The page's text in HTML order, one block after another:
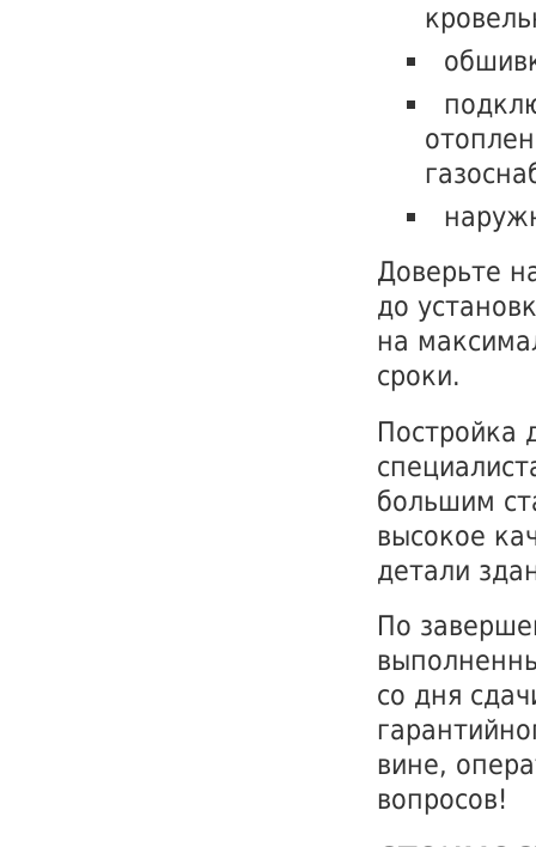
Доверьте
до
на
сроки.
Постройка
большим
высокое
детали
По
со дня
вине,
вопросов!